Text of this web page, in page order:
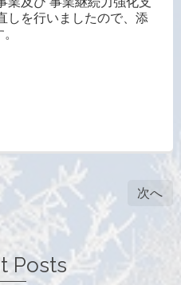
しを行いましたので、添
次へ
Posts